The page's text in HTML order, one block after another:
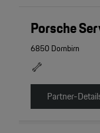
Porsche
6850 Dornbirn
Partner-